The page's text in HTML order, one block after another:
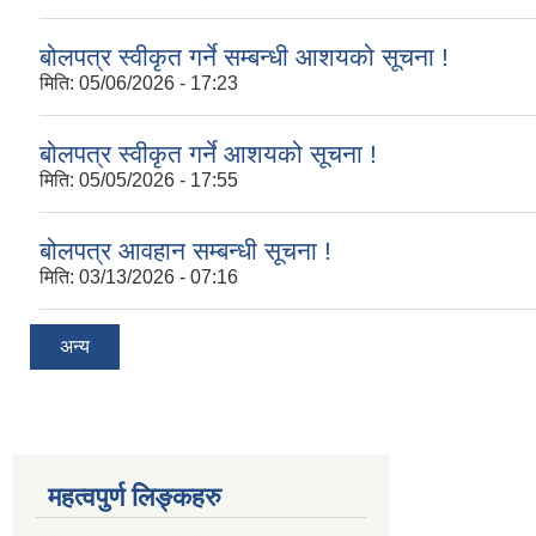
बोलपत्र स्वीकृत गर्ने सम्बन्धी आशयको सूचना !
मिति: 05/06/2026 - 17:23
बोलपत्र स्वीकृत गर्ने आशयको सूचना !
मिति: 05/05/2026 - 17:55
बोलपत्र आवहान सम्बन्धी सूचना !
मिति: 03/13/2026 - 07:16
अन्य
महत्वपुर्ण लिङ्कहरु